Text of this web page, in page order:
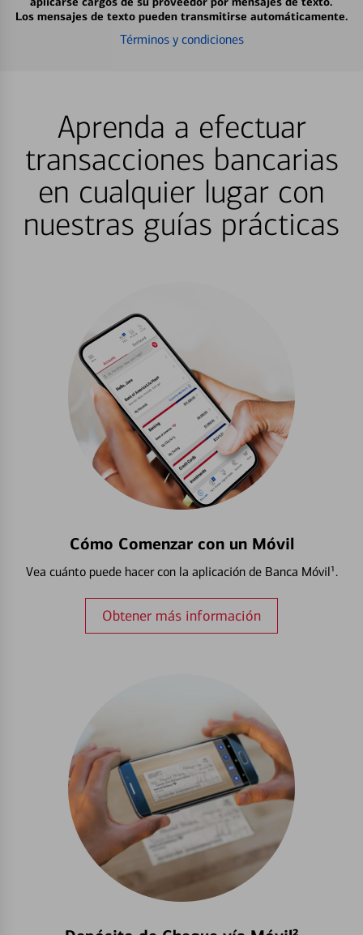
Los mensajes de texto pueden transmitirse automáticamente.
Términos y condiciones
Aprenda a efectuar
transacciones bancarias
en cualquier lugar con
nuestras guías prácticas
Cómo Comenzar con un Móvil
Vea cuánto puede hacer con la aplicación de Banca Móvil¹.
Obtener más información